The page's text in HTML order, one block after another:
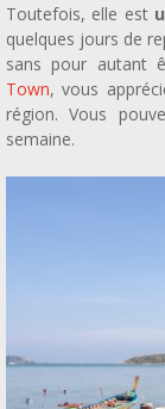
Toutefois, elle est
quelques jours de
sans pour autant
Town, vous
région. Vous
semaine.